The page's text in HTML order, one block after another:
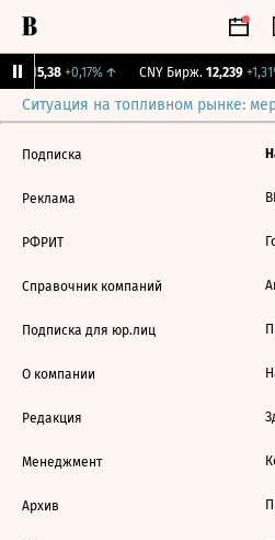
115,38 +0,17%↑ CNY Бирж. 12,239
Ситуация на топливном рынке:
Подписка
Реклама
РФРИТ
Справочник компаний
Подписка для юр.лиц
О компании
Редакция
Менеджмент
Архив